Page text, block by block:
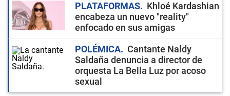
PLATAFORMAS
Khloé Kardashian
encabeza un nuevo "reality"
enfocado en sus amigas
POLÉMICA
Cantante Naldy
Saldaña denuncia a director de
orquesta La Bella Luz por acoso
sexual